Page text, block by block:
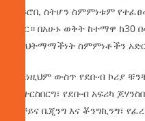
ናይሮቢ ስትሆን ስምምነቱም
ነበር። በአሁኑ ወቅት ከተማዋ ከ30
የእህትማማችነት ስምምነቶችን
ከእነዚህም ውስጥ የደቡብ ኮሪያ
ፒተርስበርግ፣ የደቡብ አፍሪካ
የቻይና ቤጂንግ እና ቾንግኪንግ፣